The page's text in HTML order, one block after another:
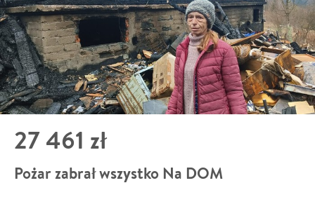
27 461 zł
Pożar zabrał wszystko Na DOM